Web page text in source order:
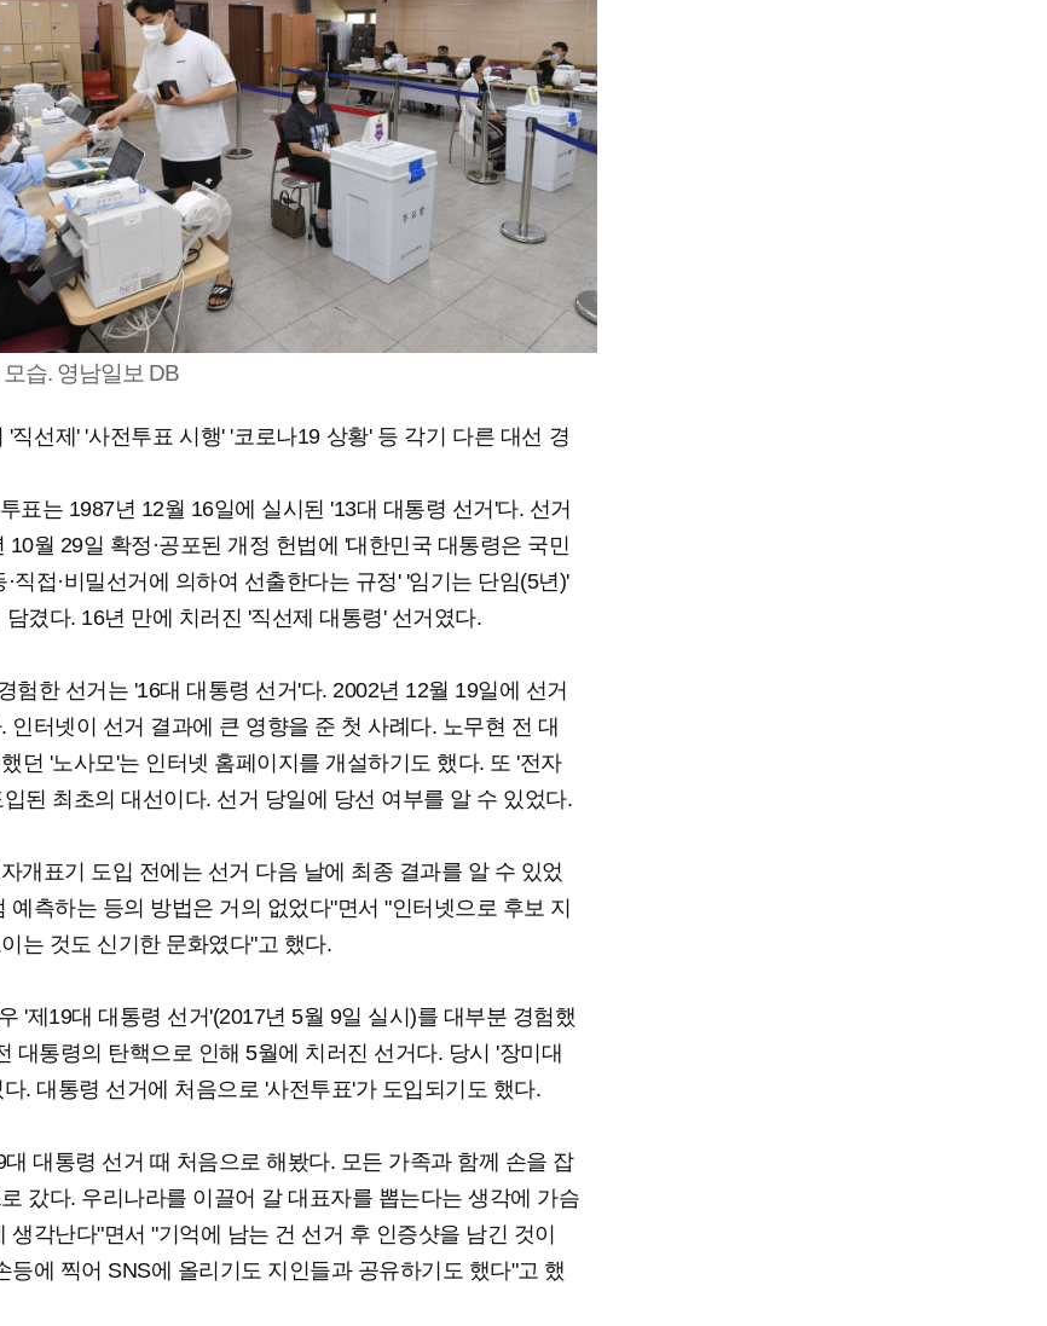
습. 영남일보 DB
선제' '사전투표 시행' '코로나19 상황' 등 각기 다른 대선 경
표는 1987년 12월 16일에 실시된 '13대 대통령 선거'다. 선거
10월 29일 확정·공포된 개정 헌법에 '대한민국 대통령은 국민
·직접·비밀선거에 의하여 선출한다는 규정' '임기는 단임(5년)'
담겼다. 16년 만에 치러진 '직선제 대통령' 선거였다.
험한 선거는 '16대 대통령 선거'다. 2002년 12월 19일에 선거
인터넷이 선거 결과에 큰 영향을 준 첫 사례다. 노무현 전 대
던 '노사모'는 인터넷 홈페이지를 개설하기도 했다. 또 '전자
된 최초의 대선이다. 선거 당일에 당선 여부를 알 수 있었다.
개표기 도입 전에는 선거 다음 날에 최종 결과를 알 수 있었
예측하는 등의 방법은 거의 없었다"면서 "인터넷으로 후보 지
는 것도 신기한 문화였다"고 했다.
'제19대 대통령 선거'(2017년 5월 9일 실시)를 대부분 경험했
대통령의 탄핵으로 인해 5월에 치러진 선거다. 당시 '장미대
. 대통령 선거에 처음으로 '사전투표'가 도입되기도 했다.
대 대통령 선거 때 처음으로 해봤다. 모든 가족과 함께 손을 잡
갔다. 우리나라를 이끌어 갈 대표자를 뽑는다는 생각에 가슴
생각난다"면서 "기억에 남는 건 선거 후 인증샷을 남긴 것이
등에 찍어 SNS에 올리기도 지인들과 공유하기도 했다"고 했